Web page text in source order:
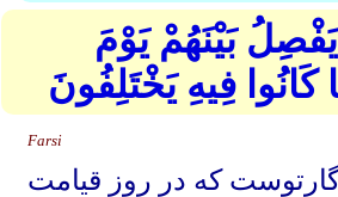
بَيْنَهُمْ يَوْمَ
كَانُوا فِيهِ يَخْتَلِفُونَ
Farsi
که در روز قیامت